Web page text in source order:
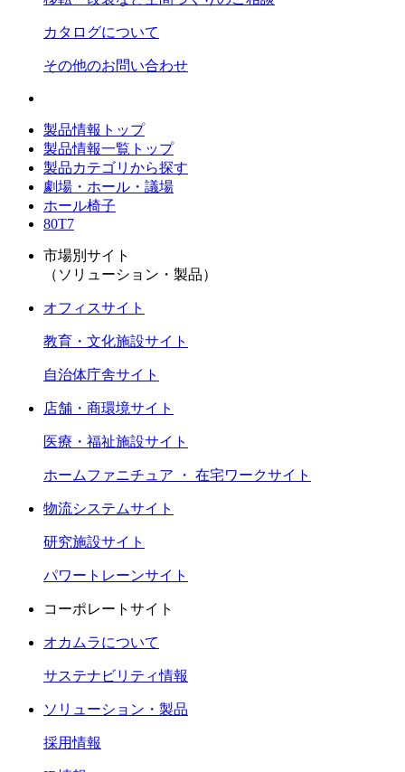
カタログについて
その他のお問い合わせ
製品情報トップ
製品情報一覧トップ
製品カテゴリから探す
劇場・ホール・議場
ホール椅子
80T7
市場別サイト
（ソリューション・製品）
オフィスサイト
教育・文化施設サイト
自治体庁舎サイト
店舗・商環境サイト
医療・福祉施設サイト
ホームファニチュア ・ 在宅ワークサイト
物流システムサイト
研究施設サイト
パワートレーンサイト
コーポレートサイト
オカムラについて
サステナビリティ情報
ソリューション・製品
採用情報